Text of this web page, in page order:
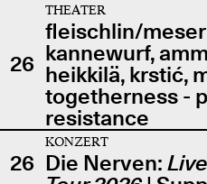
26
THEATER
fleischlin/
kannewurf,
heikkilä, krstić,
togetherness -
resistance
26
KONZERT
Die Nerven: